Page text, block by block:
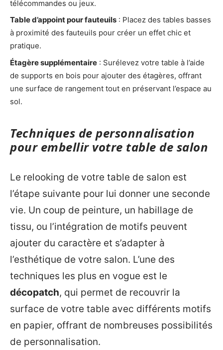
télécommandes ou jeux.
Table d’appoint pour fauteuils : Placez des tables basses
à proximité des fauteuils pour créer un effet chic et
pratique.
Étagère supplémentaire : Surélevez votre table à l’aide
de supports en bois pour ajouter des étagères, offrant
une surface de rangement tout en préservant l’espace au
sol.
Techniques de personnalisation
pour embellir votre table de salon
Le relooking de votre table de salon est
l’étape suivante pour lui donner une seconde
vie. Un coup de peinture, un habillage de
tissu, ou l’intégration de motifs peuvent
ajouter du caractère et s’adapter à
l’esthétique de votre salon. L’une des
techniques les plus en vogue est le
décopatch, qui permet de recouvrir la
surface de votre table avec différents motifs
en papier, offrant de nombreuses possibilités
de personnalisation.